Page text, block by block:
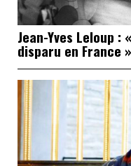
Jean-Yves Leloup :
disparu en France »